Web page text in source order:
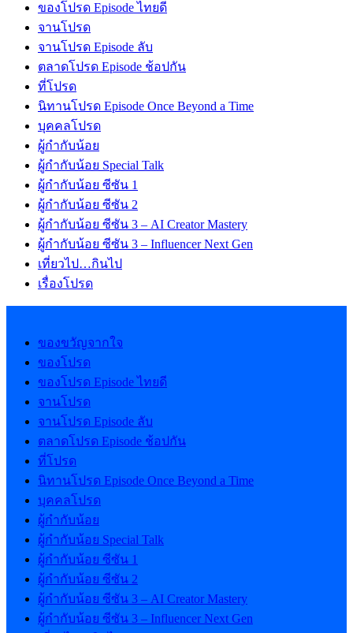
ของโปรด Episode ไทยดี
จานโปรด
จานโปรด Episode ลับ
ตลาดโปรด Episode ช้อปกัน
ที่โปรด
นิทานโปรด Episode Once Beyond a Time
บุคคลโปรด
ผู้กำกับน้อย
ผู้กำกับน้อย Special Talk
ผู้กำกับน้อย ซีซัน 1
ผู้กำกับน้อย ซีซัน 2
ผู้กำกับน้อย ซีซัน 3 – AI Creator Mastery
ผู้กำกับน้อย ซีซัน 3 – Influencer Next Gen
เที่ยวไป…กินไป
เรื่องโปรด
ของขวัญจากใจ
ของโปรด
ของโปรด Episode ไทยดี
จานโปรด
จานโปรด Episode ลับ
ตลาดโปรด Episode ช้อปกัน
ที่โปรด
นิทานโปรด Episode Once Beyond a Time
บุคคลโปรด
ผู้กำกับน้อย
ผู้กำกับน้อย Special Talk
ผู้กำกับน้อย ซีซัน 1
ผู้กำกับน้อย ซีซัน 2
ผู้กำกับน้อย ซีซัน 3 – AI Creator Mastery
ผู้กำกับน้อย ซีซัน 3 – Influencer Next Gen